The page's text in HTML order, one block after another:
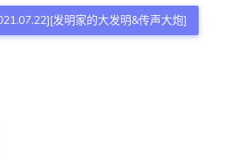
发明家的大发明&传声大炮]